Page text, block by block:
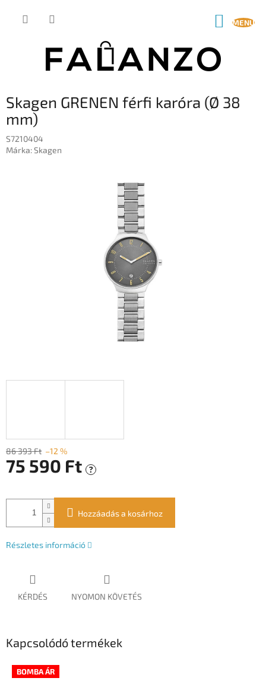
KOSÁR
Skagen GRENEN férfi karóra (Ø 38
mm)
S7210404
Márka:Skagen
86 393 Ft –12 %
75 590 Ft ?
Hozzáadás a kosárhoz
Részletes információ
KÉRDÉS NYOMON KÖVETÉS
Kapcsolódó termékek
BOMBA ÁR